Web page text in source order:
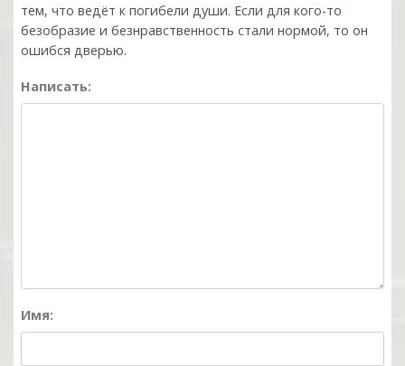
тем, что ведёт к погибели души. Если для кого-то
безобразие и безнравственность стали нормой, то он
ошибся дверью.
Написать:
Имя: